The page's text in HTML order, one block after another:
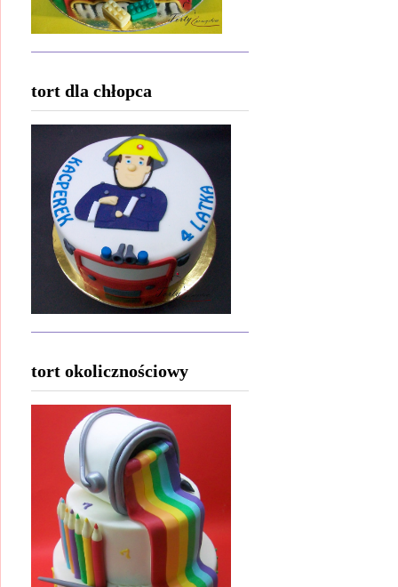
tort dla chłopca
tort okolicznościowy